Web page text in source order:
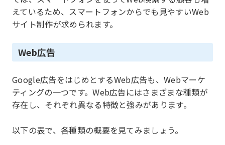
えているため、スマートフォンからでも見やすいWeb
サイト制作が求められます。
Web広告
Google広告をはじめとするWeb広告も、Webマーケ
ティングの一つです。Web広告にはさまざまな種類が
存在し、それぞれ異なる特徴と強みがあります。
以下の表で、各種類の概要を見てみましょう。